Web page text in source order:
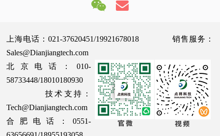
上海电话：021-37620451/19921678018 销售服务：
Sales@Dianjiangtech.com
北京电话：010-
58733448/18010180930
技术支持：
Tech@Dianjiangtech.com
合肥电话：0551-